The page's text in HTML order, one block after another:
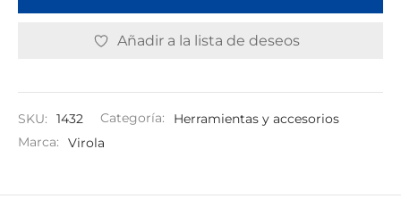
Añadir a la lista de deseos
SKU: 1432 Categoría:
Herramientas y accesorios
Marca:
Virola